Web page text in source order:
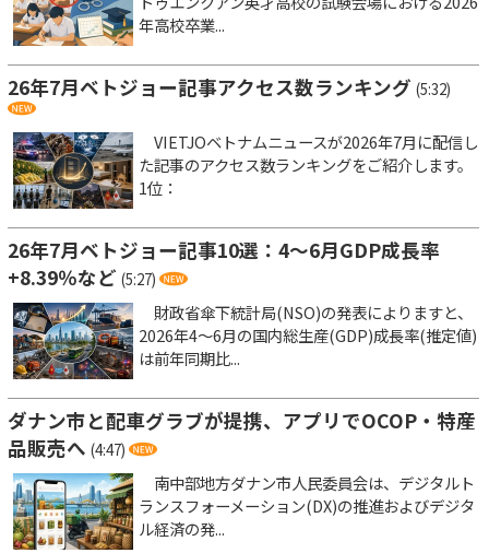
年高校卒業...
26年7月ベトジョー記事アクセス数ランキング (5:32)
VIETJOベトナムニュースが2026年7月に配信し
た記事のアクセス数ランキングをご紹介します。
1位：
26年7月ベトジョー記事10選：4～6月GDP成長率
+8.39％など (5:27)
財政省傘下統計局(NSO)の発表によりますと、
2026年4～6月の国内総生産(GDP)成長率(推定値)
は前年同期比...
ダナン市と配車グラブが提携、アプリでOCOP・特産
品販売へ (4:47)
南中部地方ダナン市人民委員会は、デジタルト
ランスフォーメーション(DX)の推進およびデジタ
ル経済の発...